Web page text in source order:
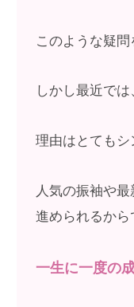
このような疑問
しかし最近で
理由はとてもシ
人気の振袖や
進められるから
一生に一度の